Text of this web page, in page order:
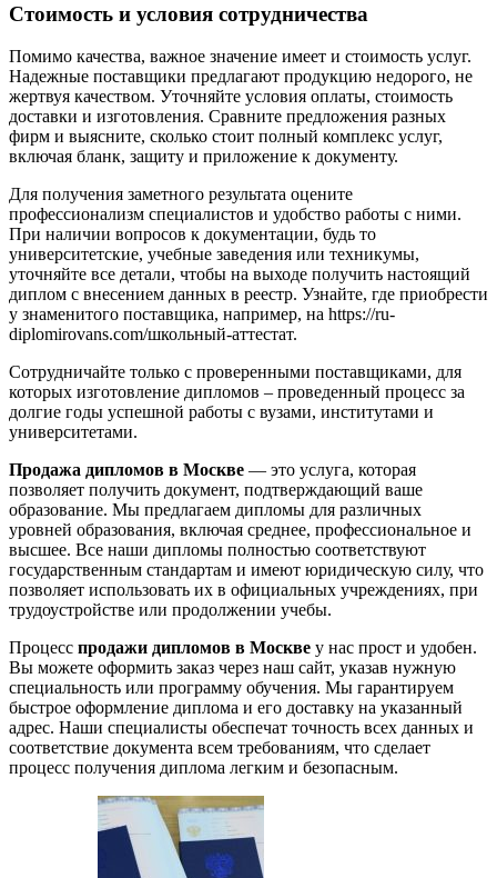
Стоимость и условия сотрудничества
Помимо качества, важное значение имеет и стоимость услуг.
Надежные поставщики предлагают продукцию недорого, не
жертвуя качеством. Уточняйте условия оплаты, стоимость
доставки и изготовления. Сравните предложения разных
фирм и выясните, сколько стоит полный комплекс услуг,
включая бланк, защиту и приложение к документу.
Для получения заметного результата оцените
профессионализм специалистов и удобство работы с ними.
При наличии вопросов к документации, будь то
университетские, учебные заведения или техникумы,
уточняйте все детали, чтобы на выходе получить настоящий
диплом с внесением данных в реестр. Узнайте, где приобрести
у знаменитого поставщика, например, на https://ru-
diplomirovans.com/школьный-аттестат.
Сотрудничайте только с проверенными поставщиками, для
которых изготовление дипломов – проведенный процесс за
долгие годы успешной работы с вузами, институтами и
университетами.
Продажа дипломов в Москве — это услуга, которая
позволяет получить документ, подтверждающий ваше
образование. Мы предлагаем дипломы для различных
уровней образования, включая среднее, профессиональное и
высшее. Все наши дипломы полностью соответствуют
государственным стандартам и имеют юридическую силу, что
позволяет использовать их в официальных учреждениях, при
трудоустройстве или продолжении учебы.
Процесс продажи дипломов в Москве у нас прост и удобен.
Вы можете оформить заказ через наш сайт, указав нужную
специальность или программу обучения. Мы гарантируем
быстрое оформление диплома и его доставку на указанный
адрес. Наши специалисты обеспечат точность всех данных и
соответствие документа всем требованиям, что сделает
процесс получения диплома легким и безопасным.